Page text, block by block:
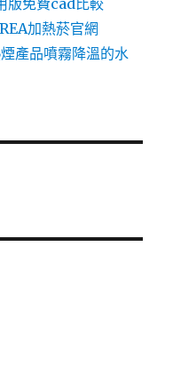
版免費cad比較
加熱菸官網
產品噴霧降溫的水